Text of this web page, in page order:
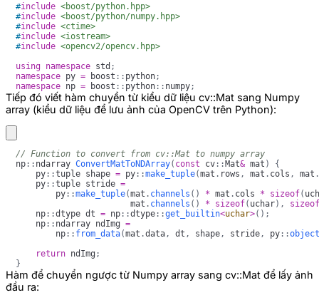
#include <boost/python.hpp>
#include <boost/python/numpy.hpp>
#include <ctime>
#include <iostream>
#include <opencv2/opencv.hpp>
using namespace std ;
namespace py = boost :: python ;
namespace np = boost :: python :: numpy ;
Tiếp đó viết hàm chuyển từ kiểu dữ liệu cv::Mat sang Numpy
array (kiểu dữ liệu để lưu ảnh của OpenCV trên Python):
// Function to convert from cv::Mat to numpy array
np :: ndarray ConvertMatToNDArray( const cv ::Mat& mat )
{
    py
::tuple shape = py ::make_tuple(mat . rows , mat . cols , mat
    py
::tuple stride =
        py
::make_tuple(mat . channels ( ) * mat . cols * sizeof(
                       mat
. channels ( ) * sizeof( uchar) ,
    np
::dtype dt = np ::dtype ::get_builtin<uchar>( ) ;
    np
:: ndarray ndImg =
        np
:: from_data(mat .data , dt , shape , stride , py ::
return ndImg ;
}
Hàm để chuyển ngược từ Numpy array sang cv::Mat để lấy ảnh
đầu ra: